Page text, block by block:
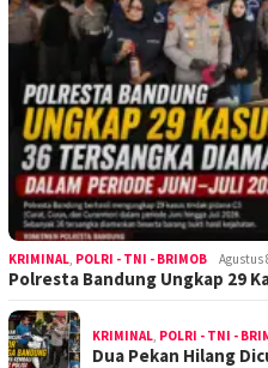
KRIMINAL POLRI - TNI - BRIMOB Agustus
Polresta Bandung Ungkap 29
KRIMINAL POLRI - TNI -
Dua Pekan Hilang